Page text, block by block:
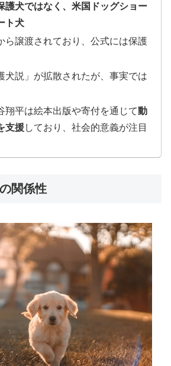
護犬ではなく、米国ドッグショー
ト犬
ら譲渡されており、公式には保護
犬説」が拡散されたが、事実では
翔平は絵本出版や寄付を通じて動
支援しており、社会的意義が注目
関係性